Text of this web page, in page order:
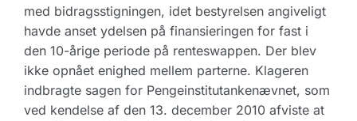
med bidragsstigningen, idet bestyrelsen angiveligt
havde anset ydelsen på finansieringen for fast i
den 10-årige periode på renteswappen. Der blev
ikke opnået enighed mellem parterne. Klageren
indbragte sagen for Pengeinstitutankenævnet, som
ved kendelse af den 13. december 2010 afviste at